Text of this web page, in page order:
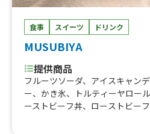
食事 スイーツ ドリンク
MUSUBIYA
提供商品
フルーツソーダ、アイスキャン
ー、かき氷、トルティーヤロー
ーストビーフ丼、ローストビー